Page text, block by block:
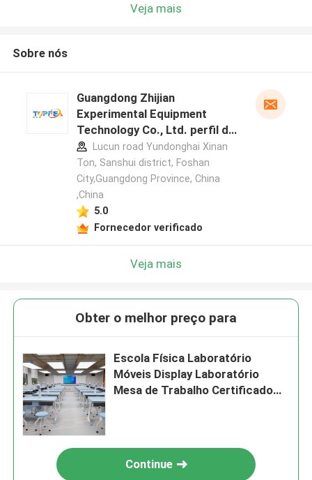
Veja mais
Sobre nós
Guangdong Zhijian
Experimental Equipment
Technology Co., Ltd. perfil do
fabricante
Lucun road Yundonghai Xinan
Ton, Sanshui district, Foshan
City,Guangdong Province, China
,China
5.0
Fornecedor verificado
Veja mais
Obter o melhor preço para
Escola Física Laboratório
Móveis Display Laboratório
Mesa de Trabalho Certificado
Continue